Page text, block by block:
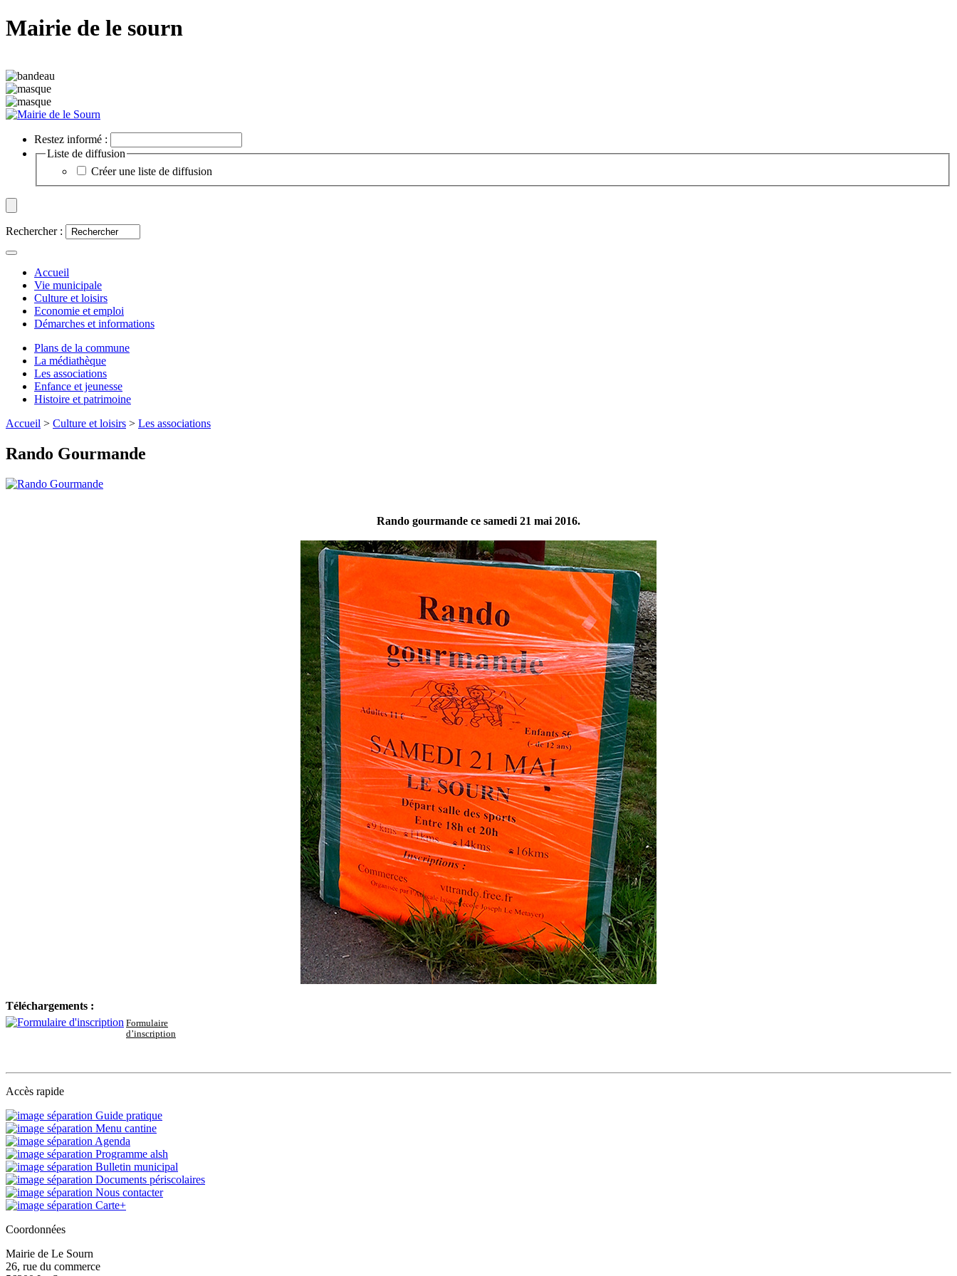
Mairie de le sourn
Restez informé :
Liste de diffusion
Créer une liste de diffusion
Rechercher :
Accueil
Vie municipale
Culture et loisirs
Economie et emploi
Démarches et informations
Plans de la commune
La médiathèque
Les associations
Enfance et jeunesse
Histoire et patrimoine
Accueil > Culture et loisirs > Les associations
Rando Gourmande
Rando gourmande ce samedi 21 mai 2016.
Téléchargements :
Formulaire
d’inscription
Accès rapide
Guide pratique
Menu cantine
Agenda
Programme alsh
Bulletin municipal
Documents périscolaires
Nous contacter
Carte+
Coordonnées
Mairie de Le Sourn
26, rue du commerce